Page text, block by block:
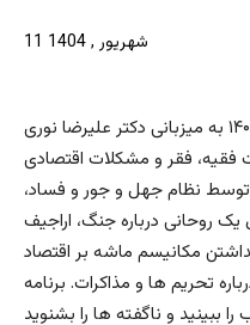
11 شهریور , 1404
در برنامه امروز سه شنبه ۱۱ شهریور ۱۴۰۴ به میزبانی دکتر علیرضا نوری
فقیه، فقر و مشکلات اقتصادی
توسط نظام جهل و جور و فساد،
روحانی درباره جنگ، اراجیف
مکانیسم ماشه بر اقتصاد
تحریم ها و مذاکرات. برنامه